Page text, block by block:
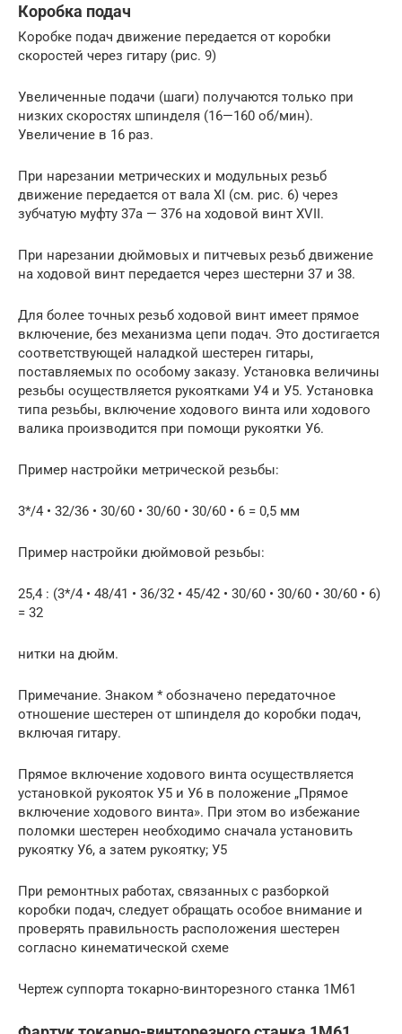
Коробка подач
Коробке подач движение передается от коробки
скоростей через гитару (рис. 9)
Увеличенные подачи (шаги) получаются только при
низких скоростях шпинделя (16—160 об/мин).
Увеличение в 16 раз.
При нарезании метрических и модульных резьб
движение передается от вала XI (см. рис. 6) через
зубчатую муфту 37а — 376 на ходовой винт XVII.
При нарезании дюймовых и питчевых резьб движение
на ходовой винт передается через шестерни 37 и 38.
Для более точных резьб ходовой винт имеет прямое
включение, без механизма цепи подач. Это достигается
соответствующей наладкой шестерен гитары,
поставляемых по особому заказу. Установка величины
резьбы осуществляется рукоятками У4 и У5. Установка
типа резьбы, включение ходового винта или ходового
валика производится при помощи рукоятки У6.
Пример настройки метрической резьбы:
3*/4 • 32/36 • 30/60 • 30/60 • 30/60 • 6 = 0,5 мм
Пример настройки дюймовой резьбы:
25,4 : (3*/4 • 48/41 • 36/32 • 45/42 • 30/60 • 30/60 • 30/60 • 6)
= 32
нитки на дюйм.
Примечание. Знаком * обозначено передаточное
отношение шестерен от шпинделя до коробки подач,
включая гитару.
Прямое включение ходового винта осуществляется
установкой рукояток У5 и У6 в положение „Прямое
включение ходового винта». При этом во избежание
поломки шестерен необходимо сначала установить
рукоятку У6, а затем рукоятку; У5
При ремонтных работах, связанных с разборкой
коробки подач, следует обращать особое внимание и
проверять правильность расположения шестерен
согласно кинематической схеме
Чертеж суппорта токарно-винторезного станка 1М61